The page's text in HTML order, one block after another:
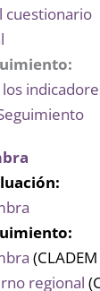
regional